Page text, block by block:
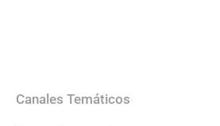
Canales Temáticos